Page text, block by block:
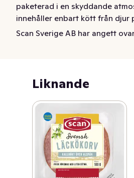
paketerad i en skyddande
innehåller enbart kött från djur
En riktigt klassiker som passar
paketerad i en skyddande
Scan Sverige AB har angett
Liknande